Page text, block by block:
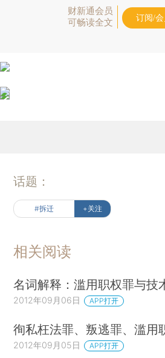
财新通会员
可畅读全文
订阅/
话题：
#拆迁 +关注
相关阅读
名词解释：滥用职权罪与技
2012年09月06日 APP打开
徇私枉法罪、叛逃罪、滥用
2012年09月05日 APP打开